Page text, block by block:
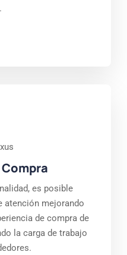
es posible
atención mejorando
de compra de
la carga de trabajo